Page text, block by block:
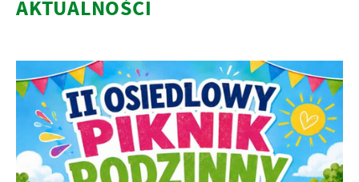
AKTUALNOŚCI